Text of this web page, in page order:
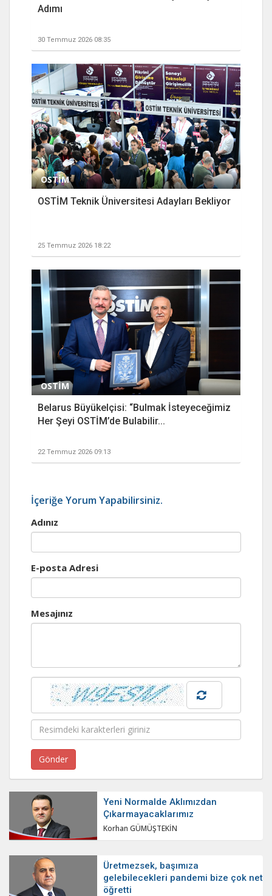
Adımı
30 Temmuz 2026 08:35
OSTİM
OSTİM Teknik Üniversitesi Adayları Bekliyor
25 Temmuz 2026 18:22
OSTİM
Belarus Büyükelçisi: “Bulmak İsteyeceğimiz
Her Şeyi OSTİM’de Bulabilir...
22 Temmuz 2026 09:13
İçeriğe Yorum Yapabilirsiniz.
Adınız
E-posta Adresi
Mesajınız
Yeni Normalde Aklımızdan
Çıkarmayacaklarımız
Korhan GÜMÜŞTEKİN
Üretmezsek, başımıza
gelebilecekleri pandemi bize çok net
öğretti